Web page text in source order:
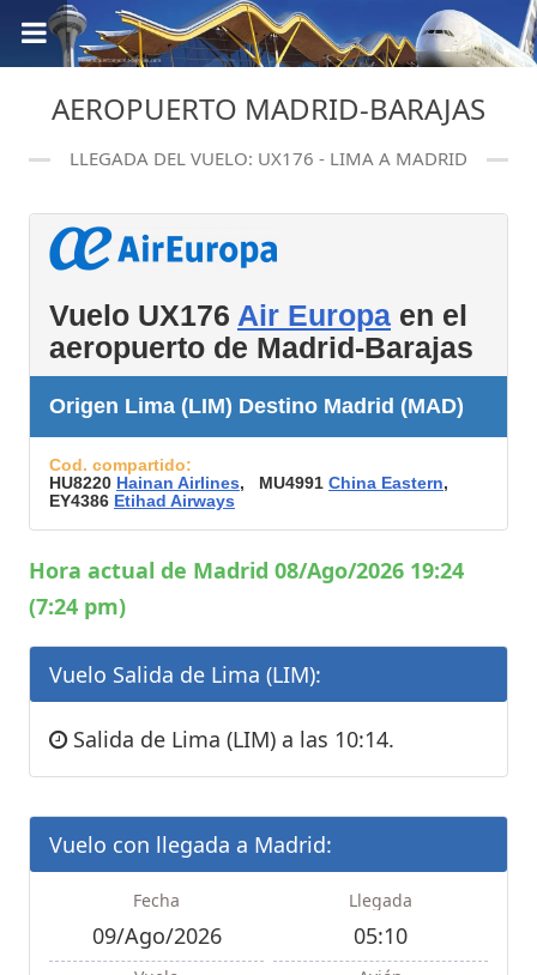
AEROPUERTO MADRID-BARAJAS
LLEGADA DEL VUELO: UX176 - LIMA A MADRID
Vuelo UX176 Air Europa en el
aeropuerto de Madrid-Barajas
Origen Lima (LIM) Destino Madrid (MAD)
Cod. compartido:
HU8220 Hainan Airlines, MU4991 China Eastern,
EY4386 Etihad Airways
Hora actual de Madrid 08/Ago/2026 19:24
(7:24 pm)
Vuelo Salida de Lima (LIM):
Salida de Lima (LIM) a las 10:14.
Vuelo con llegada a Madrid:
Fecha
09/Ago/2026
Llegada
05:10